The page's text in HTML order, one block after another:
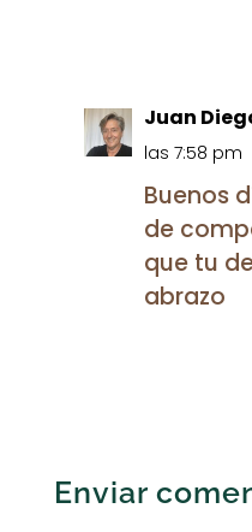
Juan
las 7:58 pm
Buenos
de
que tu
abrazo
Enviar